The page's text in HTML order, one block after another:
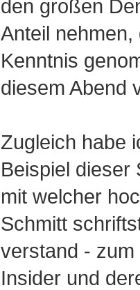
den großen
Anteil
Kenntnis
diesem Abend
Zugleich habe
Beispiel dieser
mit welcher
Schmitt
verstand -
Insider und